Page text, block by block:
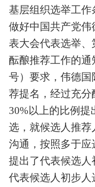
基层组织选举工
做好中国共产党伟
表大会代表选举、
酝酿推荐工作的通
号）要求，伟德国
荐提名，经过充
30%以上的比例提
选，就候选人推荐
沟通，按照多于应
提出了代表候选
代表候选人初步